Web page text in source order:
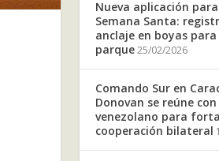
Nueva aplicación
Semana Santa:
anclaje en boyas
parque25/02/2026
Comando Sur en
Donovan se reúne
venezolano para
cooperación bilateral